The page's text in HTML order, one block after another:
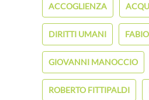
ACCOGLIENZA
DIRITTI UMANI
GIOVANNI MANOCCIO
ROBERTO FITTIPALDI